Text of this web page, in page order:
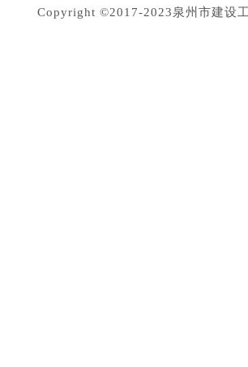
Copyright ©2017-2023泉州市建设